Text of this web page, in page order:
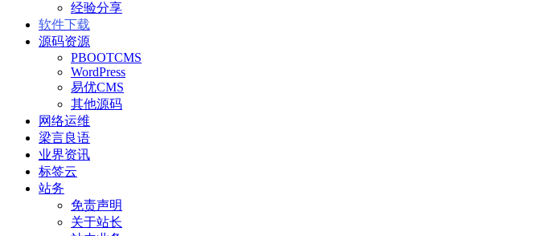
经验分享
软件下载
源码资源
PBOOTCMS
WordPress
易优CMS
其他源码
网络运维
梁言良语
业界资讯
标签云
站务
免责声明
关于站长